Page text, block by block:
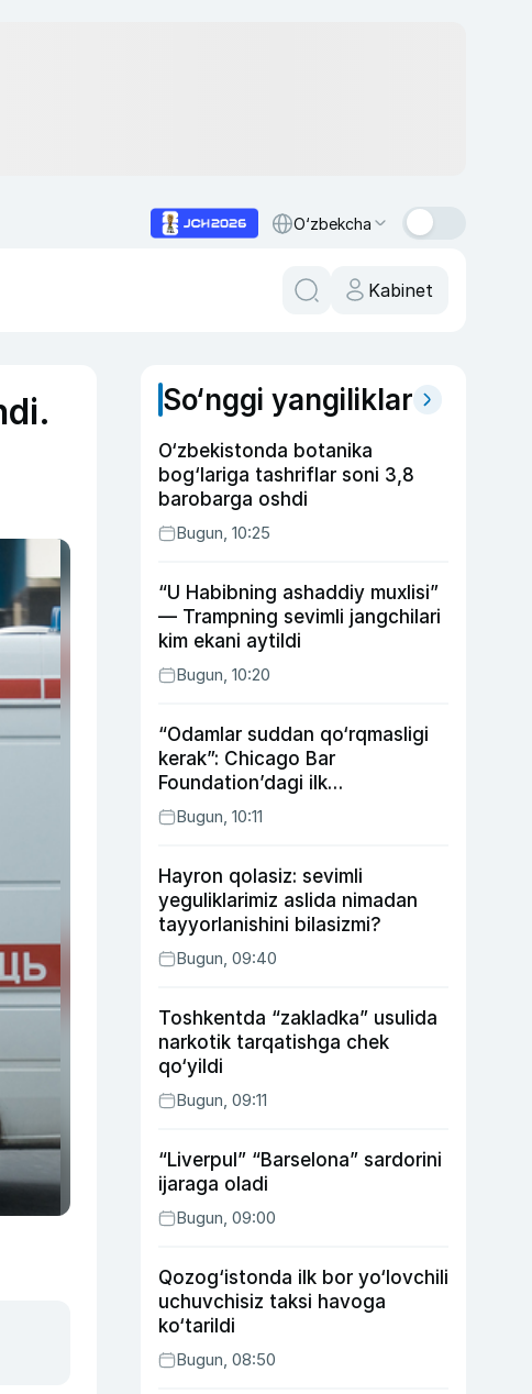
O‘zbekcha
Kabinet
So‘nggi yangiliklar
O‘zbekistonda botanika
bog‘lariga tashriflar soni 3,8
barobarga oshdi
Bugun, 10:25
“U Habibning ashaddiy muxlisi”
— Trampning sevimli jangchilari
kim ekani aytildi
Bugun, 10:20
“Odamlar suddan qo‘rqmasligi
kerak”: Chicago Bar
Foundation’dagi ilk
o‘zbekistonlik Go‘zal
Abduaxatova
Bugun, 10:11
Hayron qolasiz: sevimli
yeguliklarimiz aslida nimadan
tayyorlanishini bilasizmi?
Bugun, 09:40
Toshkentda “zakladka” usulida
narkotik tarqatishga chek
qo‘yildi
Bugun, 09:11
“Liverpul” “Barselona” sardorini
ijaraga oladi
Bugun, 09:00
Qozog‘istonda ilk bor yo‘lovchili
uchuvchisiz taksi havoga
ko‘tarildi
Bugun, 08:50